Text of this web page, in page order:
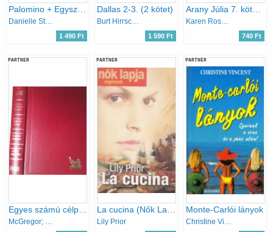
Danielle Steel
1 490 Ft
Dallas 2-3. (2 kötet)
1 590 Ft
Arany Júlia 7. kötet: Melyik gyerek az enyém?- Védett szívek
Karen Rose Smith, Bonnie K. Winn
740 Ft
PARTNER
McGregor; Leather; Sparks; Brenda Clark
PARTNER
Lily Prior
PARTNER
Monte-Carlói lányok
Christine Vincent